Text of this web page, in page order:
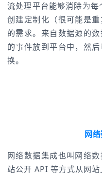
流处理平台能够消除为
创建定制化（很可能是
的需求。来自数据源的
的事件放到平台中，然
换。
网
网络数据集成也叫网络
站公开 API 等方式从网站